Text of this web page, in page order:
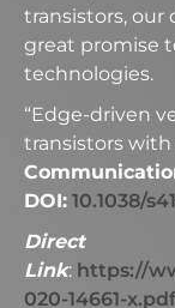
transistors, our
great promise
technologies.
“Edge-driven
transistors with
DOI: 10.1038/
Direct
Link: https://
020-14661-x.pdf